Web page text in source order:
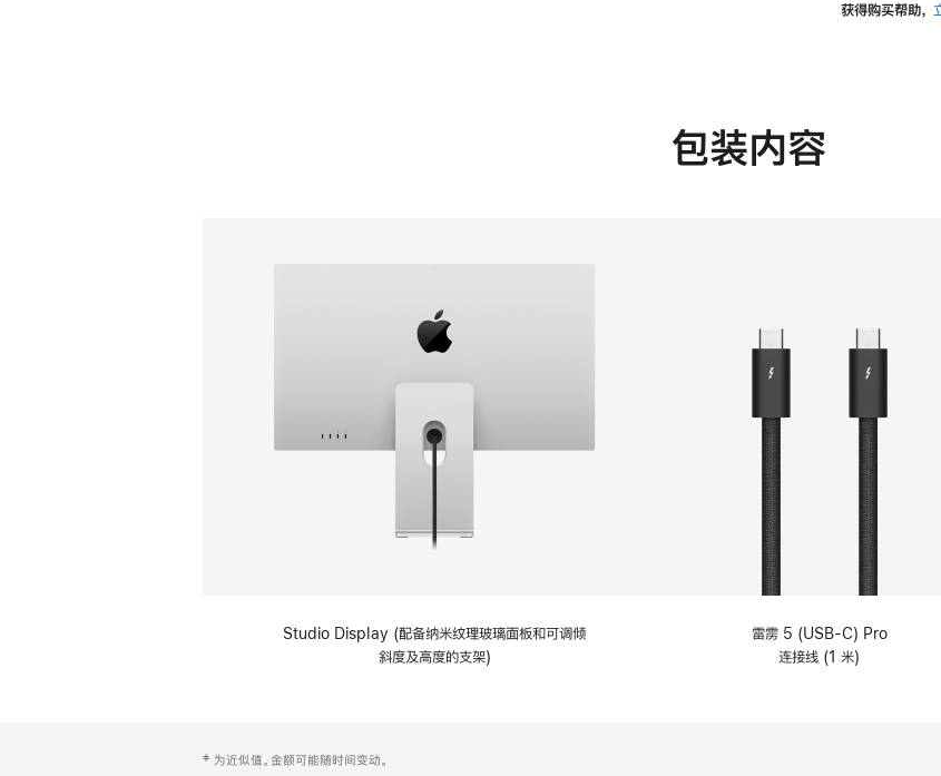
斜
获得购买帮助，
包装内容
Studio Display (配备纳米纹理玻璃面板和可调倾
斜度及高度的支架)
雷雳 5 (USB-C) Pro
连接线 (1 米)
注
‡ 为近似值。金额可能随时间变动。